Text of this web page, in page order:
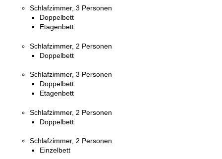
Schlafzimmer, 3 Personen
Doppelbett
Etagenbett
Schlafzimmer, 2 Personen
Doppelbett
Schlafzimmer, 3 Personen
Doppelbett
Etagenbett
Schlafzimmer, 2 Personen
Doppelbett
Schlafzimmer, 2 Personen
Einzelbett